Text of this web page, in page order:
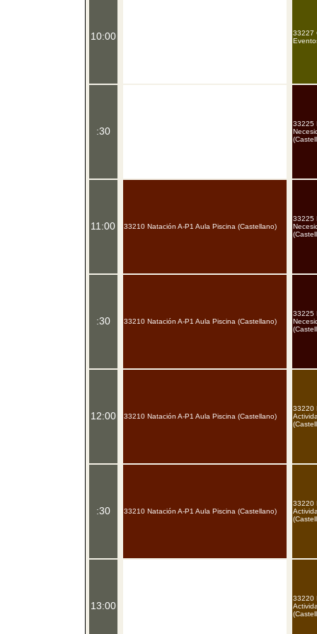
10:00
:30
11:00
:30
12:00
:30
13:00
33210 Natación A-P1 Aula Piscina (Castellano)
33210 Natación A-P1 Aula Piscina (Castellano)
33210 Natación A-P1 Aula Piscina (Castellano)
33210 Natación A-P1 Aula Piscina (Castellano)
33227
33225
33225
33225
33220
33220
33220